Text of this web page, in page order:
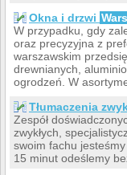
Okna i drzwi
W przypadku, gdy
oraz precyzyjna z
warszawskim
drewnianych,
ogrodzeń. W
Tłumaczenia
Zespół
zwykłych,
swoim fachu
15 minut odeślemy